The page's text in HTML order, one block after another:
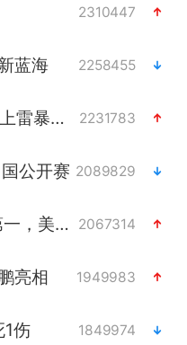
2310447
蓝海 2258455
三警齐发！多地10级以上雷暴大风 2231783
公开赛 2089829
日本发布排名：“中国第一，美日德韩英法居后” 2067314
亮相 1949983
伤 1849974